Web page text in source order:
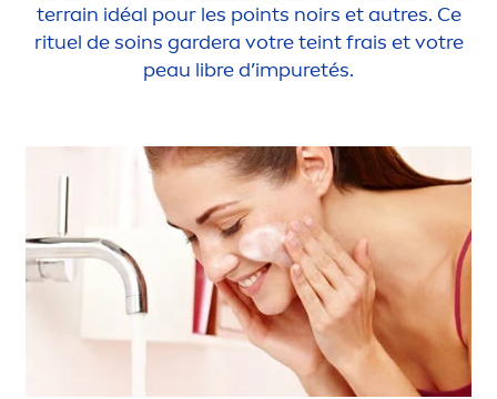
terrain idéal pour les points noirs et autres. Ce
rituel de soins gardera votre teint frais et votre
peau libre d’impuretés.